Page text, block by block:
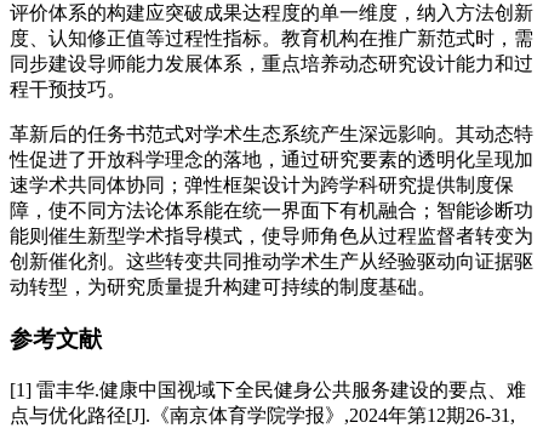
评价体系的构建应突破成果达程度的单一维度，纳入方法创新
度、认知修正值等过程性指标。教育机构在推广新范式时，需
同步建设导师能力发展体系，重点培养动态研究设计能力和过
程干预技巧。
革新后的任务书范式对学术生态系统产生深远影响。其动态特
性促进了开放科学理念的落地，通过研究要素的透明化呈现加
速学术共同体协同；弹性框架设计为跨学科研究提供制度保
障，使不同方法论体系能在统一界面下有机融合；智能诊断功
能则催生新型学术指导模式，使导师角色从过程监督者转变为
创新催化剂。这些转变共同推动学术生产从经验驱动向证据驱
动转型，为研究质量提升构建可持续的制度基础。
参考文献
[1] 雷丰华.健康中国视域下全民健身公共服务建设的要点、难
点与优化路径[J].《南京体育学院学报》,2024年第12期26-31,